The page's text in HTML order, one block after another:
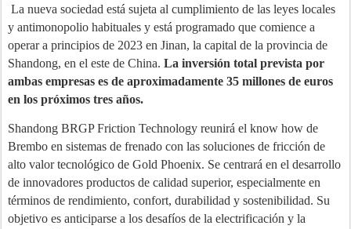
La nueva sociedad está sujeta al cumplimiento de las leyes locales
y antimonopolio habituales y está programado que comience a
operar a principios de 2023 en Jinan, la capital de la provincia de
Shandong, en el este de China. La inversión total prevista por
ambas empresas es de aproximadamente 35 millones de euros
en los próximos tres años.
Shandong BRGP Friction Technology reunirá el know how de
Brembo en sistemas de frenado con las soluciones de fricción de
alto valor tecnológico de Gold Phoenix. Se centrará en el desarrollo
de innovadores productos de calidad superior, especialmente en
términos de rendimiento, confort, durabilidad y sostenibilidad. Su
objetivo es anticiparse a los desafíos de la electrificación y la